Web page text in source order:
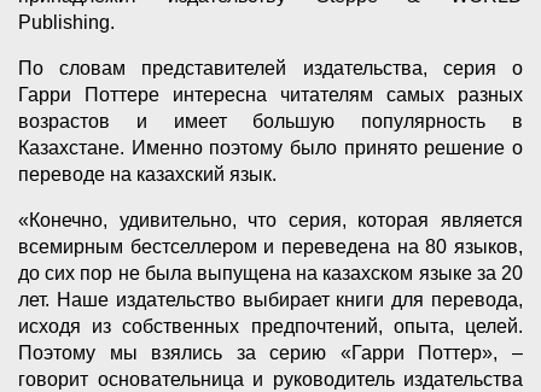
Publishing.
По словам представителей издательства, серия о
Гарри Поттере интересна читателям самых разных
возрастов и имеет большую популярность в
Казахстане. Именно поэтому было принято решение о
переводе на казахский язык.
«Конечно, удивительно, что серия, которая является
всемирным бестселлером и переведена на 80 языков,
до сих пор не была выпущена на казахском языке за 20
лет. Наше издательство выбирает книги для перевода,
исходя из собственных предпочтений, опыта, целей.
Поэтому мы взялись за серию «Гарри Поттер», –
говорит основательница и руководитель издательства